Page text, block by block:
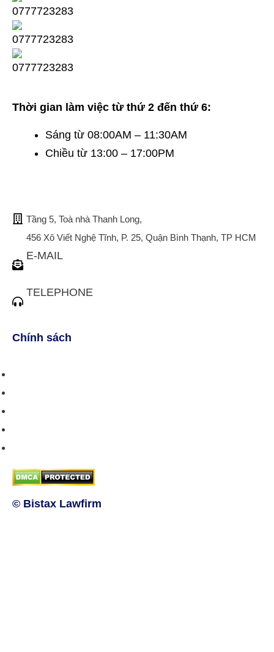
Thời gian làm việc từ thứ 2 đến thứ 6:
Sáng từ 08:00AM – 11:30AM
Chiều từ 13:00 – 17:00PM
Tầng 5, Toà nhà Thanh Long,
456 Xô Viết Nghệ Tĩnh, P. 25, Quận Bình Thạnh, TP HCM
E-MAIL
TELEPHONE
Chính sách
© Bistax Lawfirm